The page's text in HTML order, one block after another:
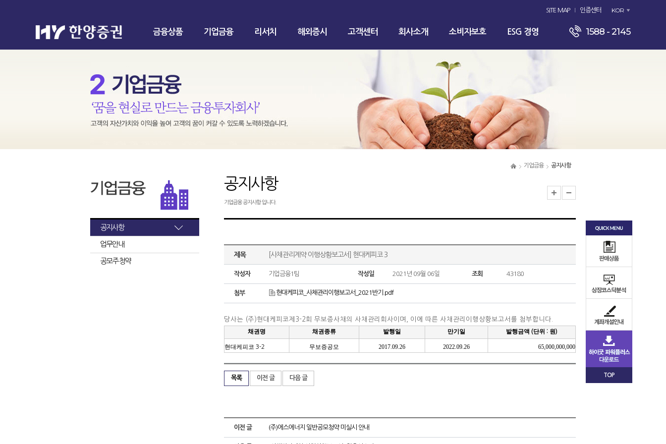
SITE MAP 인증센터 KOR
금융상품 기업금융 리서치 해외증시 고객센터 회사소개 소비자보호 ESG 경영 1588 - 2145
기업금융 공지사항
공지사항
업무안내
공모주 청약
공지사항
기업금융 공지사항 입니다.
제목 [사채관리계약 이행상황보고서] 현대케피코 3
작성자 기업금융1팀 작성일 2021년 09월 06일 조회 43180
첨부 현대케피코_사채관리이행보고서_2021반기.pdf
당사는 (주 )현대케피코제 3-2회 무보증사채의 사채관리회사이며 이에 따른 사채관리이행상황보고서를 첨부합니다
채권명 채권종류 발행일 만기일 발행금액 (단위 : 원)
현대케피코 3-2 무보증공모 2017.09.26 2022.09.26 65,000,000,000
목록 이전 글 다음 글
이전 글 (주)에스에너지 일반공모청약 미실시 안내
TOP